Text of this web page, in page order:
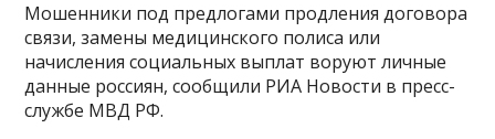
Мошенники под предлогами продления договора
связи, замены медицинского полиса или
начисления социальных выплат воруют личные
данные россиян, сообщили РИА Новости в пресс-
службе МВД РФ.